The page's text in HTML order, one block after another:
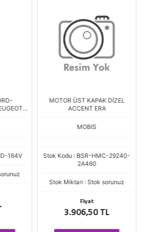
164V
MOTOR ÜST KAPAK DİZEL
ACCENT ERA
MOBIS
Stok Kodu : BSR-HMC-29240-
2A460
Stok Miktarı : Stok sorunuz
Fiyat
3.906,50 TL